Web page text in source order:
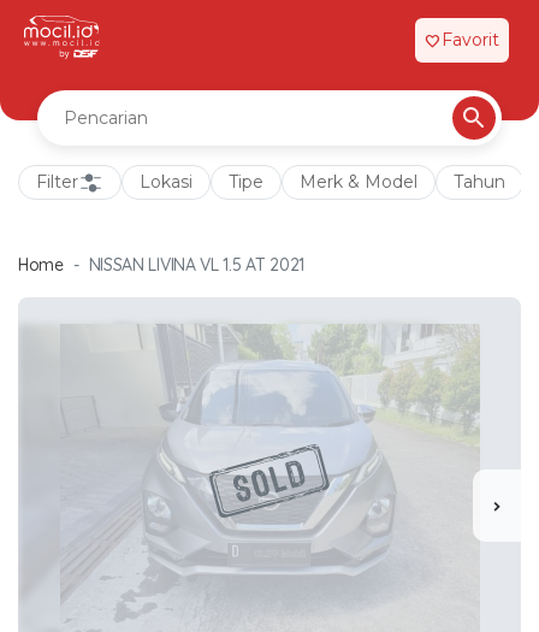
favorite Favorit
Filter Lokasi Tipe Merk & Model Tahun
Home NISSAN LIVINA VL 1.5 AT 2021
chevron_right